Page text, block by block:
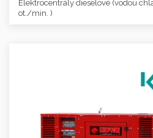
Elektrocentrály dieselové (vodou
ot./min. )